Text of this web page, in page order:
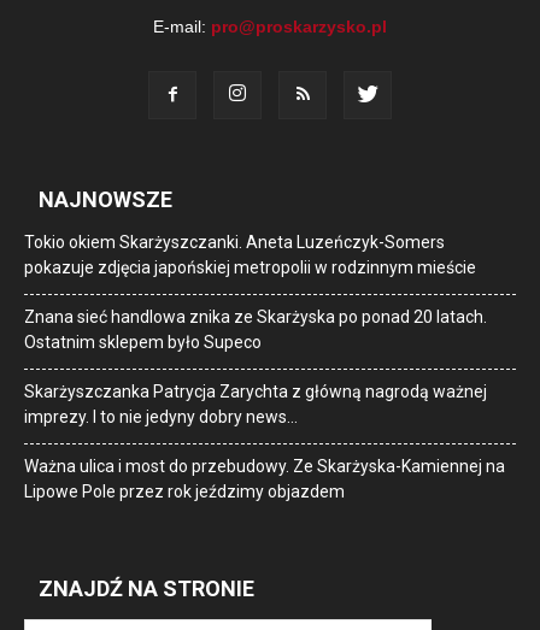
E-mail: pro@proskarzysko.pl
NAJNOWSZE
Tokio okiem Skarżyszczanki. Aneta Luzeńczyk-Somers
pokazuje zdjęcia japońskiej metropolii w rodzinnym mieście
Znana sieć handlowa znika ze Skarżyska po ponad 20 latach.
Ostatnim sklepem było Supeco
Skarżyszczanka Patrycja Zarychta z główną nagrodą ważnej
imprezy. I to nie jedyny dobry news…
Ważna ulica i most do przebudowy. Ze Skarżyska-Kamiennej na
Lipowe Pole przez rok jeździmy objazdem
ZNAJDŹ NA STRONIE